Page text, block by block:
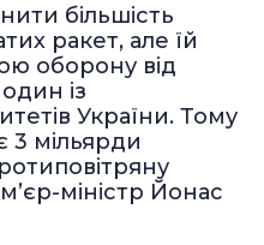
більшість
ракет, але їй
оборону від
із
України. Тому
3 мільярди
міністр Йонас